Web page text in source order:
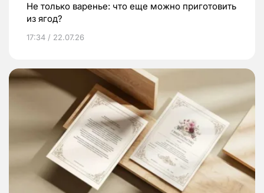
Не только варенье: что еще можно приготовить
из ягод?
17:34 / 22.07.26